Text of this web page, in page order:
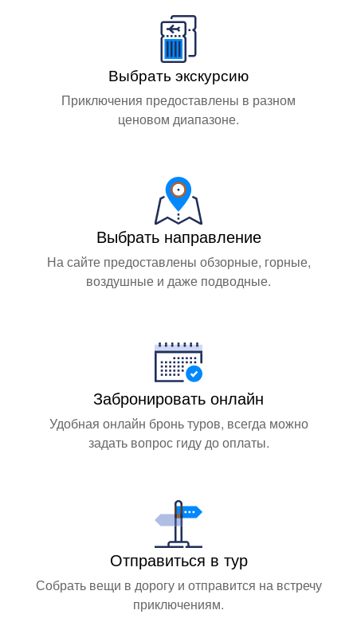
Выбрать экскурсию
Приключения предоставлены в разном
ценовом диапазоне.
Выбрать направление
На сайте предоставлены обзорные, горные,
воздушные и даже подводные.
Забронировать онлайн
Удобная онлайн бронь туров, всегда можно
задать вопрос гиду до оплаты.
Отправиться в тур
Собрать вещи в дорогу и отправится на встречу
приключениям.